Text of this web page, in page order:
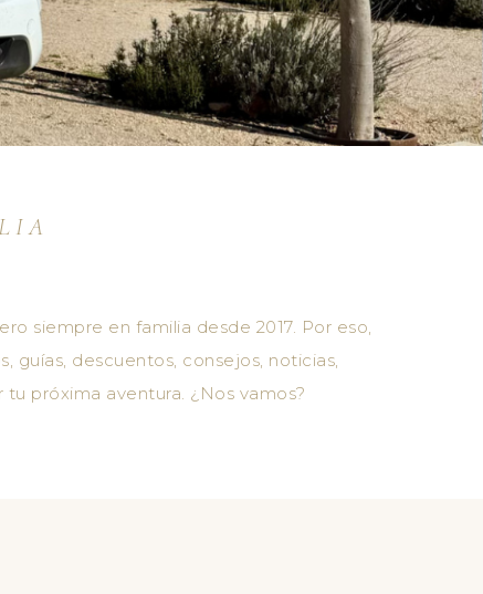
siempre en familia desde 2017. Por eso,
guías, descuentos, consejos, noticias,
próxima aventura. ¿Nos vamos?